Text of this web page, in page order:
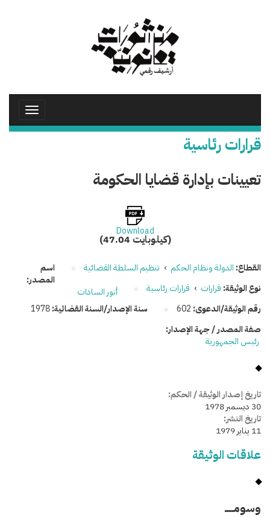
Toggle
قرارات رئاسية
تعيينات بإدارة قضايا الحكومة
Download
(47.04 كيلوبايت)
القطاع: الدولة ونظام الحكم › تنظيم السلطة القضائية
نوع الوثيقة: قرارات › قرارات رئاسية
رقم الوثيقة/الدعوى: 602 سنة الإصدار/السنة القضائية:1978
اسم
المصدر:
أنور السادات
صفة المصدر / جهة الإصدار:
رئيس الجمهورية
تاريخ إصدار الوثيقة / الحكم:
30 ديسمبر 1978
تاريخ النشر:
11 يناير 1979
علاقات الوثيقة
وسومـــــ